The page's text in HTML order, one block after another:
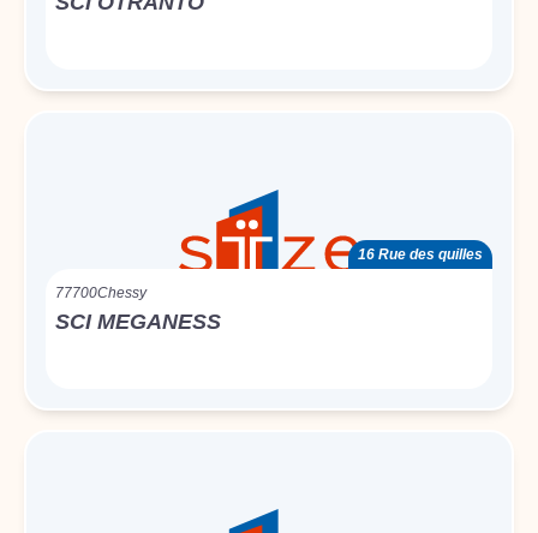
16 Rue des quilles
77700Chessy
SCI MEGANESS